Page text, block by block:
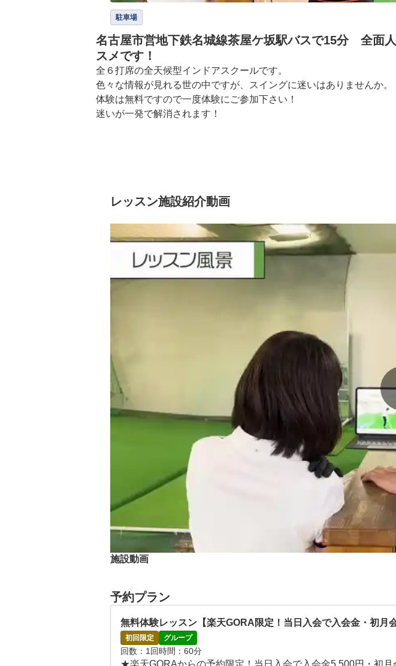
駐車場
名古屋市営地下鉄名城線茶屋ケ坂駅バスで15分 全面
スメです！
全６打席の全天候型インドアスクールです。
色々な情報が見れる世の中ですが、スイングに迷いはありませんか。
体験は無料ですので一度体験にご参加下さい！
迷いが一発で解消されます！
レッスン施設紹介動画
施設動画
予約プラン
無料体験レッスン【楽天GORA限定！当日入会で入会金・初月
初回限定 グループ
回数 1回時間 60分
★楽天GORAからの予約限定！当日入会で入会金5,500円・初月